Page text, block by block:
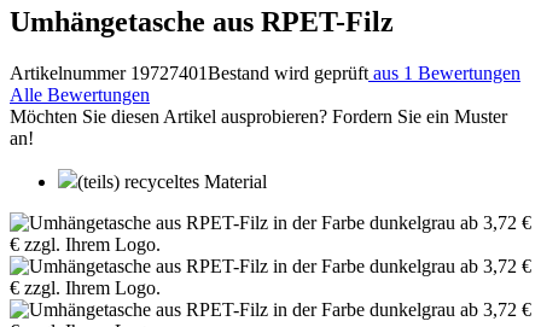
Umhängetasche aus RPET-Filz
Artikelnummer 19727401Bestand wird geprüft aus 1 Bewertungen
Alle Bewertungen
Möchten Sie diesen Artikel ausprobieren? Fordern Sie ein Muster
an!
(teils) recyceltes Material